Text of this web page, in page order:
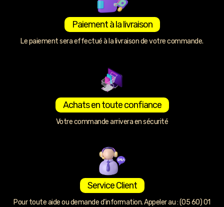
Paiement à la livraison
Le paiement sera effectué à la livraison de votre commande.
Achats en toute confiance
Votre commande arrivera en sécurité
Service Client
Pour toute aide ou demande d’information. Appeler au : (05 60) 01